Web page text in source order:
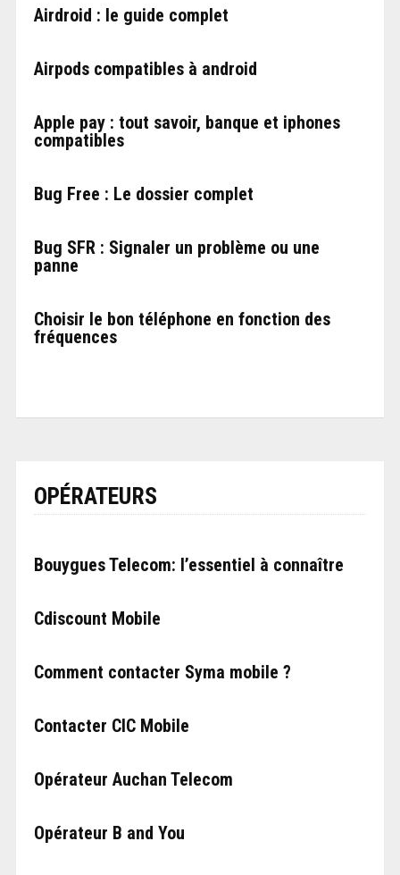
Airdroid : le guide complet
Airpods compatibles à android
Apple pay : tout savoir, banque et iphones
compatibles
Bug Free : Le dossier complet
Bug SFR : Signaler un problème ou une
panne
Choisir le bon téléphone en fonction des
fréquences
OPÉRATEURS
Bouygues Telecom: l’essentiel à connaître
Cdiscount Mobile
Comment contacter Syma mobile ?
Contacter CIC Mobile
Opérateur Auchan Telecom
Opérateur B and You